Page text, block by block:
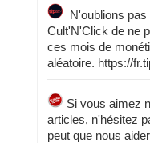
N'oublions pas
Cult'N'Click de ne
ces mois de
aléatoire. https://
Si vous aimez
articles, n'hésitez
peut que nous